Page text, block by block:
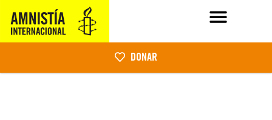
DONAR